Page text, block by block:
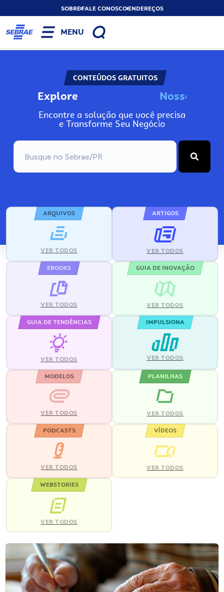
SOBREFALE CONOSCOENDEREÇOS
MENU
CONTEÚDOS GRATUITOS
Explore Nosso
Encontre a solução que você precisa
e Transforme Seu Negócio
ARQUIVOS
VER TODOS
ARTIGOS
VER TODOS
EBOOKS
VER TODOS
GUIA DE INOVAÇÃO
VER TODOS
GUIA DE TENDÊNCIAS
VER TODOS
IMPULSIONA
VER TODOS
MODELOS
VER TODOS
PLANILHAS
VER TODOS
PODCASTS
VER TODOS
VÍDEOS
VER TODOS
WEBSTORIES
VER TODOS